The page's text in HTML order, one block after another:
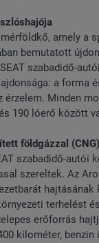
amely a
bemutatott
szabadidő-
a forma
érzelem. Minden
190 lóerő között
földgázzal
szabadidő-
szereltek. Az
terhelést
erőforrás
kilométer,